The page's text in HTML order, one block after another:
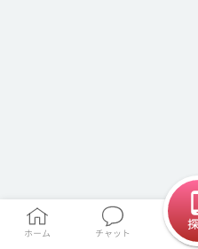
ホーム チャット